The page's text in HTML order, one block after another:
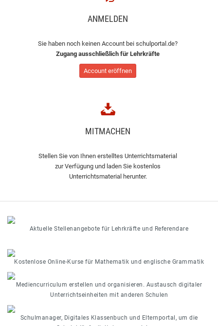
ANMELDEN
Sie haben noch keinen Account bei schulportal.de?
Zugang ausschließlich für Lehrkräfte
Account eröffnen
MITMACHEN
Stellen Sie von Ihnen erstelltes Unterrichtsmaterial
zur Verfügung und laden Sie kostenlos
Unterrichtsmaterial herunter.
Aktuelle Stellenangebote für Lehrkräfte und Referendare
Kostenlose Online-Kurse für Mathematik und englische Grammatik
Mediencurriculum erstellen und organisieren. Austausch digitaler
Unterrichtseinheiten mit anderen Schulen
Schulmanager, Digitales Klassenbuch und Elternportal, um die